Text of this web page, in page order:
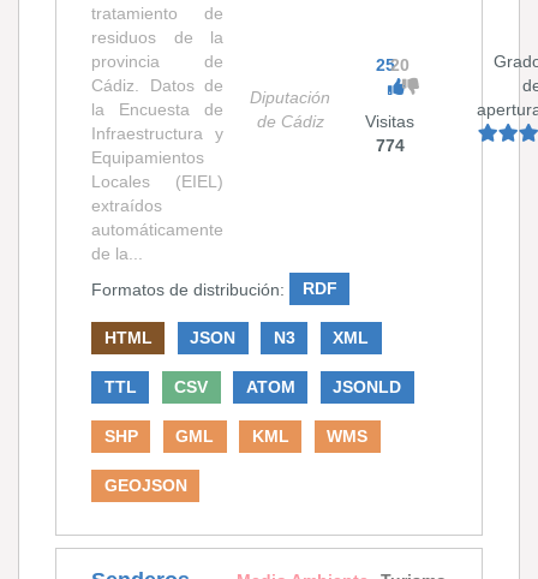
tratamiento de
residuos de la
provincia de
Cádiz. Datos de
la Encuesta de
Infraestructura y
Equipamientos
Locales (EIEL)
extraídos
automáticamente
de la...
Diputación
de Cádiz
2520
Visitas
774
Formatos de distribución: RDF
HTML JSON N3 XML
TTL CSV ATOM JSONLD
SHP GML KML WMS
GEOJSON